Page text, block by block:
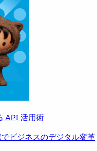
API 活用術
ビジネスのデジタル変革